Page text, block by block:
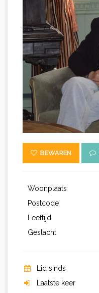
BEWAREN
Woonplaats
Postcode
Leeftijd
Geslacht
Lid sinds
Laatste keer